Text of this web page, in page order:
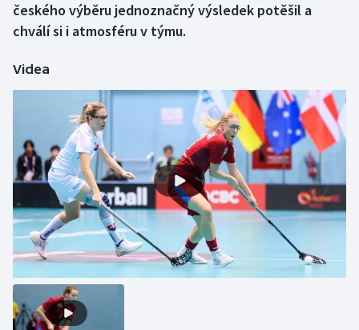
Curling
Florbal
Golf
Gymnastika
Házená
Jezdectví
Judo
českého výběru jednoznačný výsledek potěšil a
chválí si i atmosféru v týmu.
Videa